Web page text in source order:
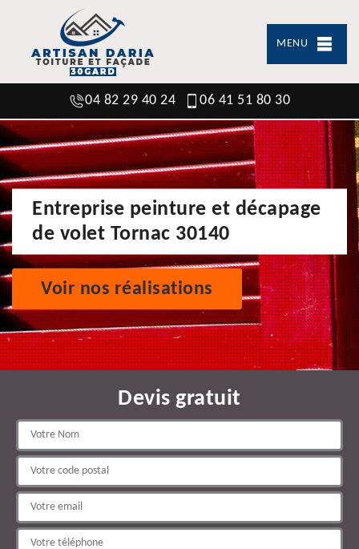
MENU
04 82 29 40 24 06 41 51 80 30
Entreprise peinture et décapage
de volet Tornac 30140
Voir nos réalisations
Devis gratuit